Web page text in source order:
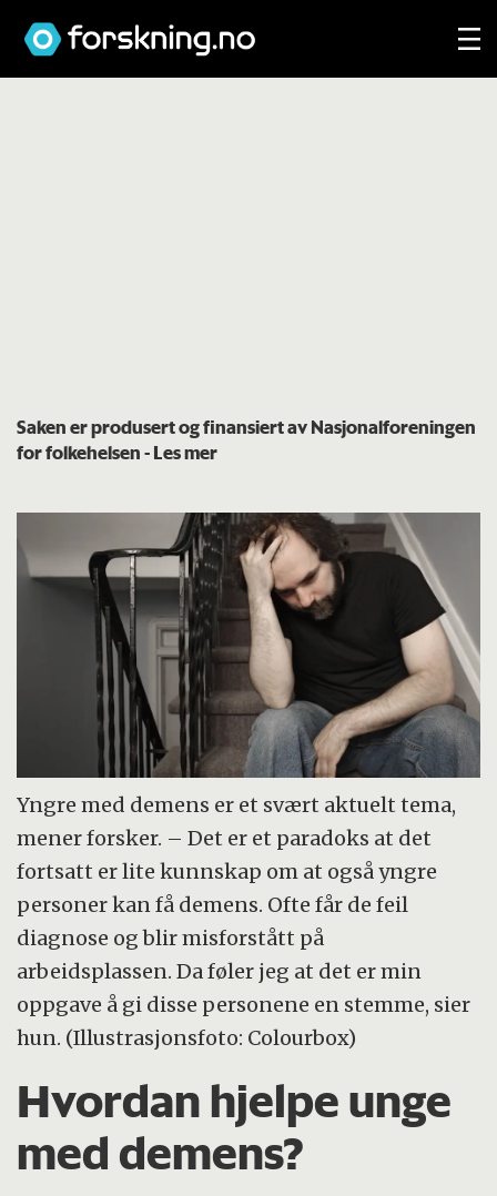
Saken er produsert og finansiert avNasjonalforeningen
for folkehelsen- Les mer
Yngre med demens er et svært aktuelt tema,
mener forsker. – Det er et paradoks at det
fortsatt er lite kunnskap om at også yngre
personer kan få demens. Ofte får de feil
diagnose og blir misforstått på
arbeidsplassen. Da føler jeg at det er min
oppgave å gi disse personene en stemme, sier
hun. (Illustrasjonsfoto: Colourbox)
Hvordan hjelpe unge
med demens?